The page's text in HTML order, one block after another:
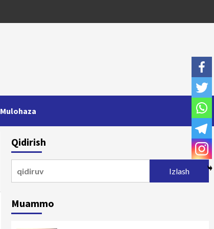
Mulohaza
Qidirish
Muammo